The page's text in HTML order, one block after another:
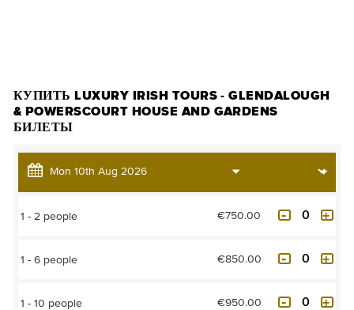
КУПИТЬ LUXURY IRISH TOURS - GLENDALOUGH
& POWERSCOURT HOUSE AND GARDENS
БИЛЕТЫ
1 - 2 people €750.00
1 - 6 people €850.00
1 - 10 people €950.00